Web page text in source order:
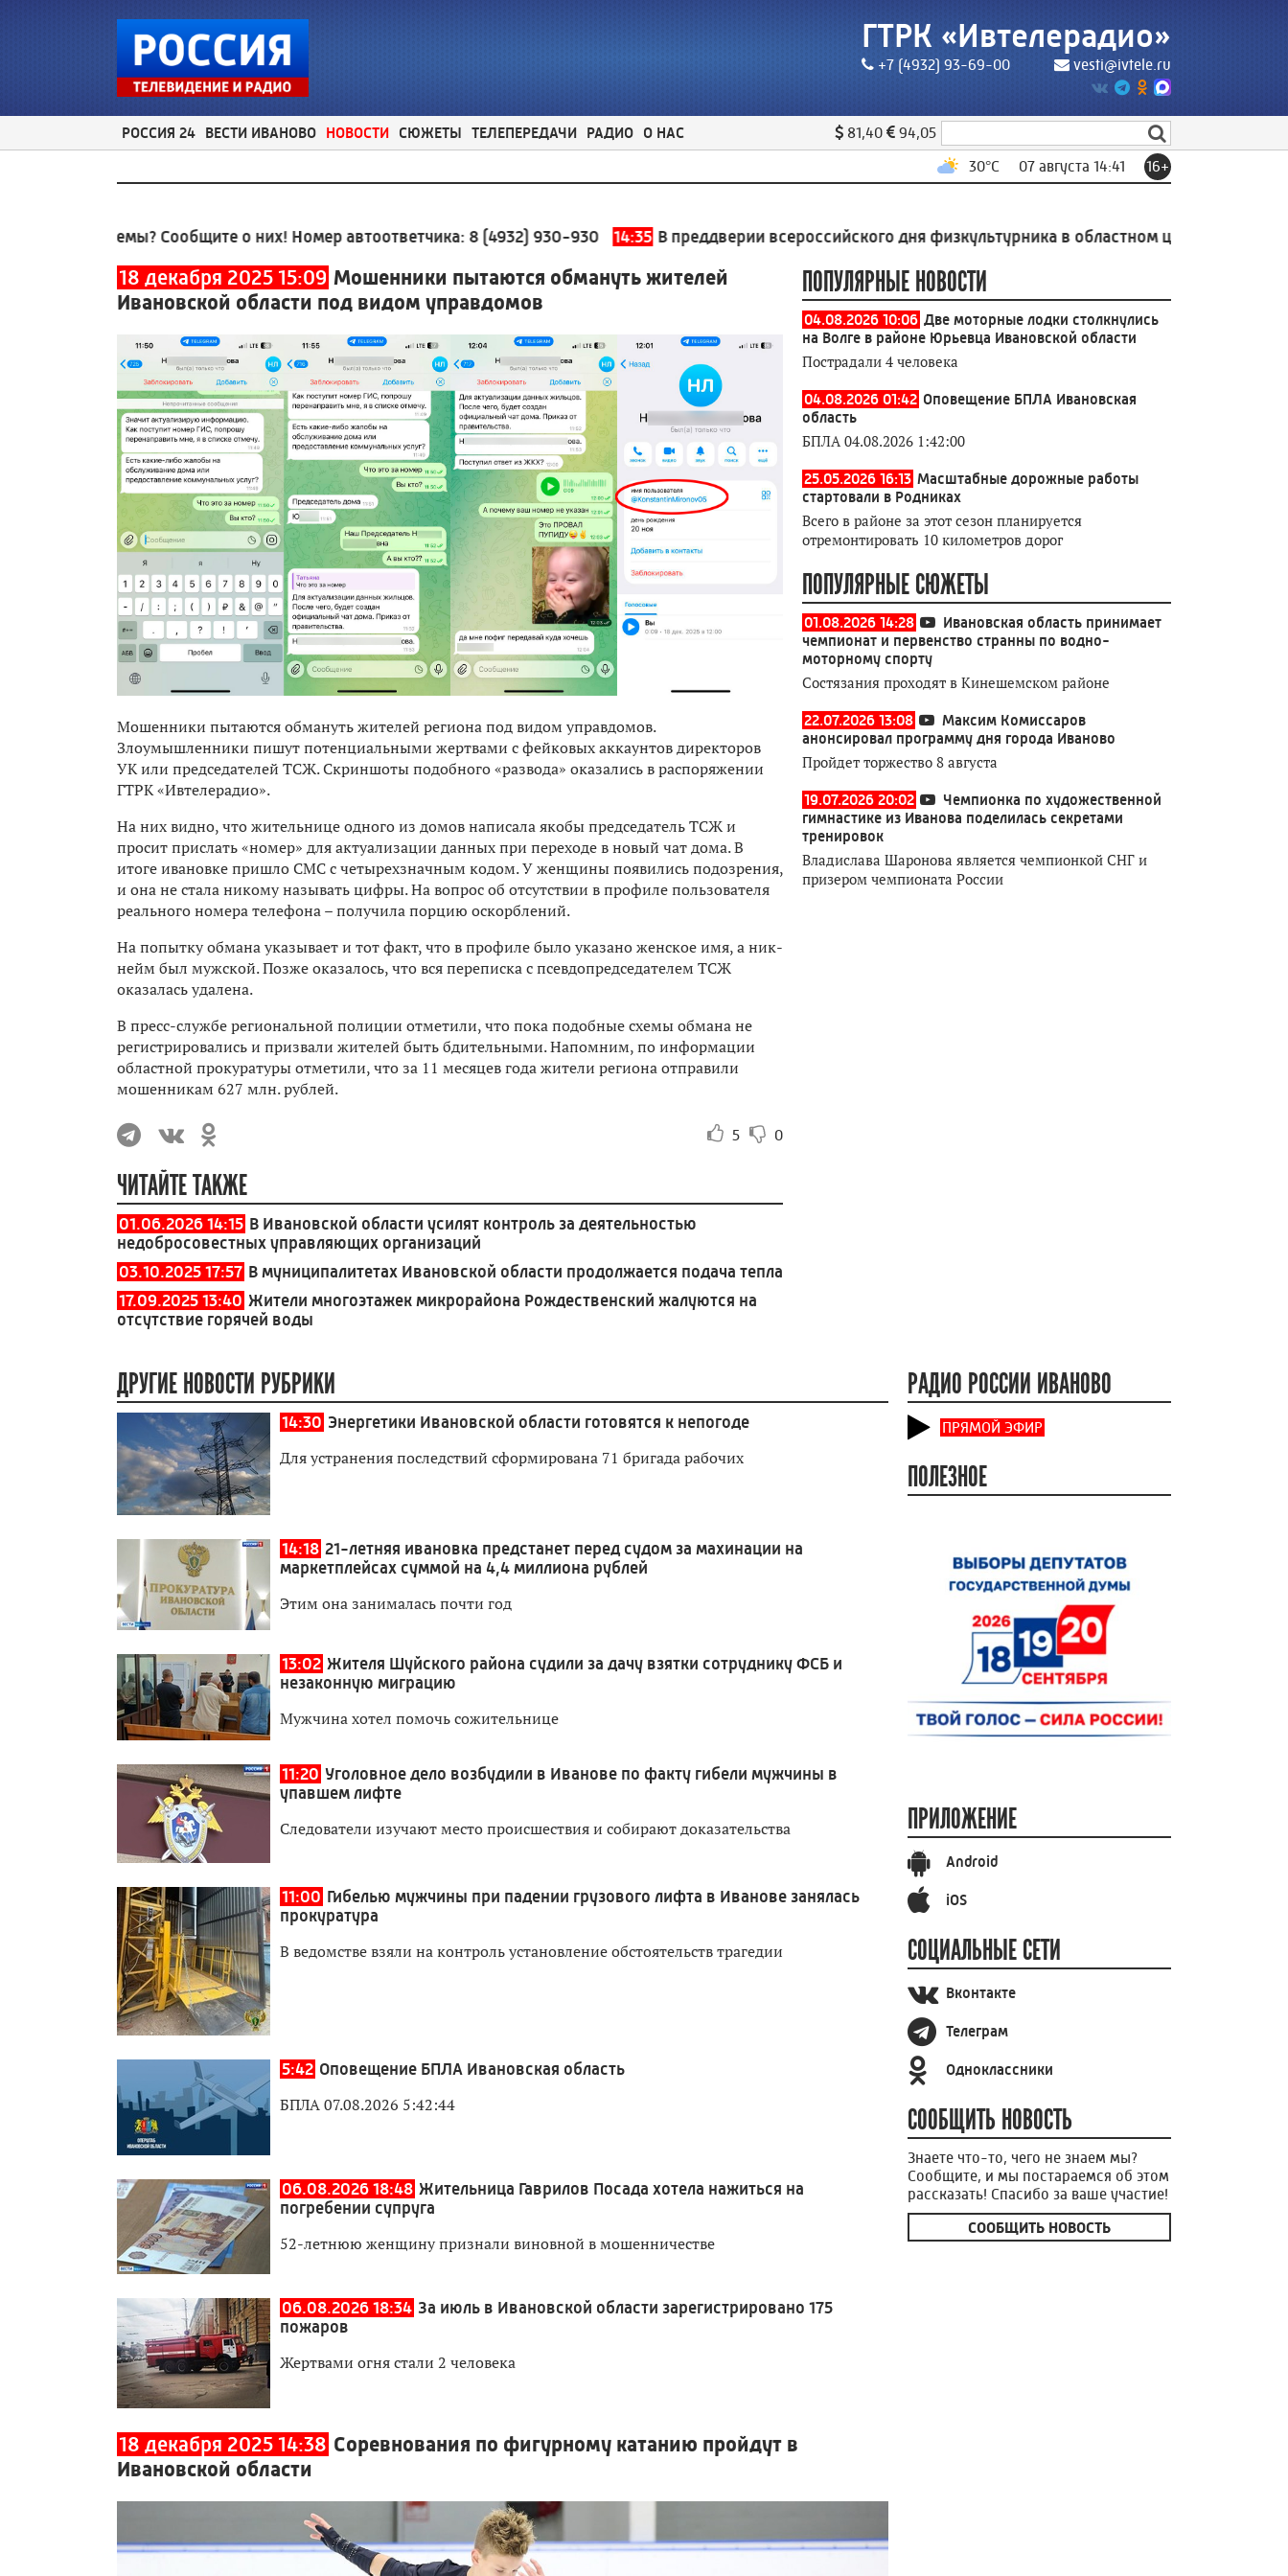
ГТРК «Ивтелерадио»
+7 (4932) 93-69-00 vesti@ivtele.ru
РОССИЯ 24 ВЕСТИ ИВАНОВО НОВОСТИ СЮЖЕТЫ ТЕЛЕПЕРЕДАЧИ РАДИО О НАС 81,40
94,05
30°C 07 августа 14:41 16+
Сообщите о них! Номер автоответчика:8 (4932) 930-930 14:35 В преддверии всероссийского дня физкультурника в областном центре чествовали
18 декабря 2025 15:09 Мошенники пытаются обмануть жителей
Ивановской области под видом управдомов
Мошенники пытаются обмануть жителей региона под видом управдомов.
Злоумышленники пишут потенциальными жертвами с фейковых аккаунтов директоров
УК или председателей ТСЖ. Скриншоты подобного «развода» оказались в распоряжении
ГТРК «Ивтелерадио».
На них видно, что жительнице одного из домов написала якобы председатель ТСЖ и
просит прислать «номер» для актуализации данных при переходе в новый чат дома. В
итоге ивановке пришло СМС с четырехзначным кодом. У женщины появились подозрения,
и она не стала никому называть цифры. На вопрос об отсутствии в профиле пользователя
реального номера телефона – получила порцию оскорблений.
На попытку обмана указывает и тот факт, что в профиле было указано женское имя, а ник-
нейм был мужской. Позже оказалось, что вся переписка с псевдопредседателем ТСЖ
оказалась удалена.
В пресс-службе региональной полиции отметили, что пока подобные схемы обмана не
регистрировались и призвали жителей быть бдительными. Напомним, по информации
областной прокуратуры отметили, что за 11 месяцев года жители региона отправили
мошенникам 627 млн. рублей.
5 0
ЧИТАЙТЕ ТАКЖЕ
01.06.2026 14:15 В Ивановской области усилят контроль за деятельностью
недобросовестных управляющих организаций
03.10.2025 17:57 В муниципалитетах Ивановской области продолжается подача тепла
17.09.2025 13:40 Жители многоэтажек микрорайона Рождественский жалуются на
отсутствие горячей воды
ПОПУЛЯРНЫЕ НОВОСТИ
04.08.2026 10:06 Две моторные лодки столкнулись
на Волге в районе Юрьевца Ивановской области
Пострадали 4 человека
04.08.2026 01:42 Оповещение БПЛА Ивановская
область
БПЛА 04.08.2026 1:42:00
25.05.2026 16:13 Масштабные дорожные работы
стартовали в Родниках
Всего в районе за этот сезон планируется
отремонтировать 10 километров дорог
ПОПУЛЯРНЫЕ СЮЖЕТЫ
01.08.2026 14:28
Ивановская область принимает
чемпионат и первенство странны по водно-
моторному спорту
Состязания проходят в Кинешемском районе
22.07.2026 13:08
Максим Комиссаров
анонсировал программу дня города Иваново
Пройдет торжество 8 августа
19.07.2026 20:02
Чемпионка по художественной
гимнастике из Иванова поделилась секретами
тренировок
Владислава Шаронова является чемпионкой СНГ и
призером чемпионата России
ДРУГИЕ НОВОСТИ РУБРИКИ
14:30 Энергетики Ивановской области готовятся к непогоде
Для устранения последствий сформирована 71 бригада рабочих
14:18 21-летняя ивановка предстанет перед судом за махинации на
маркетплейсах суммой на 4,4 миллиона рублей
Этим она занималась почти год
13:02 Жителя Шуйского района судили за дачу взятки сотруднику ФСБ и
незаконную миграцию
Мужчина хотел помочь сожительнице
11:20 Уголовное дело возбудили в Иванове по факту гибели мужчины в
упавшем лифте
Следователи изучают место происшествия и собирают доказательства
11:00 Гибелью мужчины при падении грузового лифта в Иванове занялась
прокуратура
В ведомстве взяли на контроль установление обстоятельств трагедии
5:42 Оповещение БПЛА Ивановская область
БПЛА 07.08.2026 5:42:44
06.08.2026 18:48 Жительница Гаврилов Посада хотела нажиться на
погребении супруга
52-летнюю женщину признали виновной в мошенничестве
06.08.2026 18:34 За июль в Ивановской области зарегистрировано 175
пожаров
Жертвами огня стали 2 человека
18 декабря 2025 14:38 Соревнования по фигурному катанию пройдут в
Ивановской области
РАДИО РОССИИ ИВАНОВО
ПРЯМОЙ ЭФИР
ПОЛЕЗНОЕ
ПРИЛОЖЕНИЕ
Android
iOS
СОЦИАЛЬНЫЕ СЕТИ
Вконтакте
Телеграм
Одноклассники
СООБЩИТЬ НОВОСТЬ
Знаете что-то, чего не знаем мы?
Сообщите, и мы постараемся об этом
рассказать! Спасибо за ваше участие!
СООБЩИТЬ НОВОСТЬ